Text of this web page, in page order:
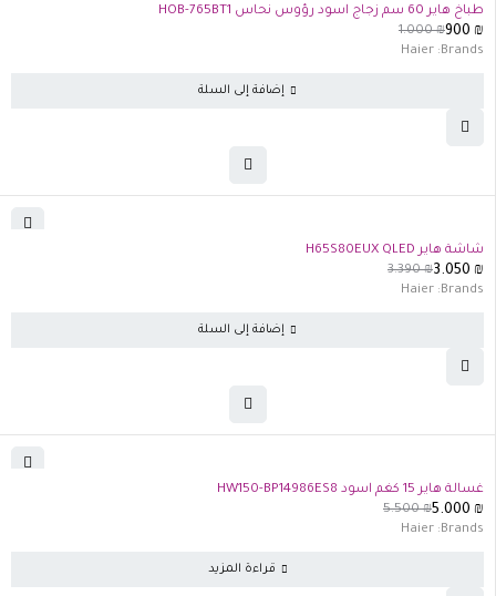
طباخ هاير 60 سم زجاج اسود رؤوس نحاس HOB-765BT1
1.000₪900 ₪
Brands:
Haier
إضافة إلى السلة
-10%
شاشة هاير H65S80EUX QLED
3.390₪3.050 ₪
Brands:
Haier
إضافة إلى السلة
تفذت الكمية
غسالة هاير 15 كغم اسود HW150-BP14986ES8
5.500₪5.000 ₪
Brands:
Haier
قراءة المزيد